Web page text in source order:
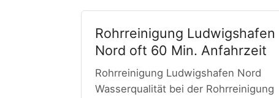
Rohrreinigung Ludwigshafen
Nord oft 60 Min. Anfahrzeit
Rohrreinigung Ludwigshafen Nord
Wasserqualität bei der Rohrreinigung